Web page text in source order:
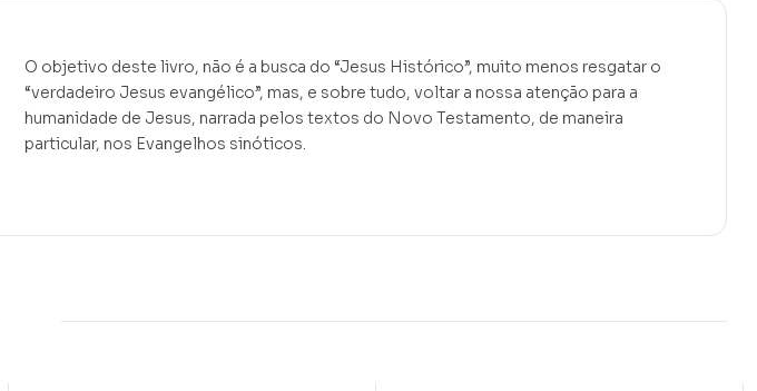
O objetivo deste livro, não é a busca do “Jesus Histórico”, muito menos resgatar o
“verdadeiro Jesus evangélico”, mas, e sobre tudo, voltar a nossa atenção para a
humanidade de Jesus, narrada pelos textos do Novo Testamento, de maneira
particular, nos Evangelhos sinóticos.